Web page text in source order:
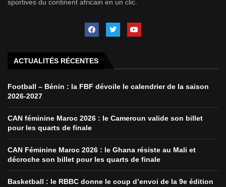
sportives du continent africain en un clic.
ACTUALITÉS RÉCENTES
Football – Bénin : la FBF dévoile le calendrier de la saison
2026-2027
CAN féminine Maroc 2026 : le Cameroun valide son billet
pour les quarts de finale
CAN Féminine Maroc 2026 : le Ghana résiste au Mali et
décroche son billet pour les quarts de finale
Basketball : le RBBC donne le coup d’envoi de la 9e édition